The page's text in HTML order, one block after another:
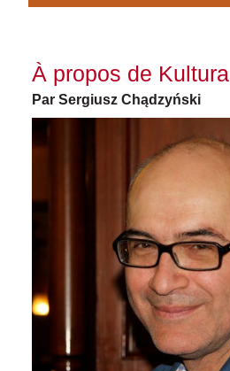
À propos de Kultura
Par Sergiusz Chądzyński